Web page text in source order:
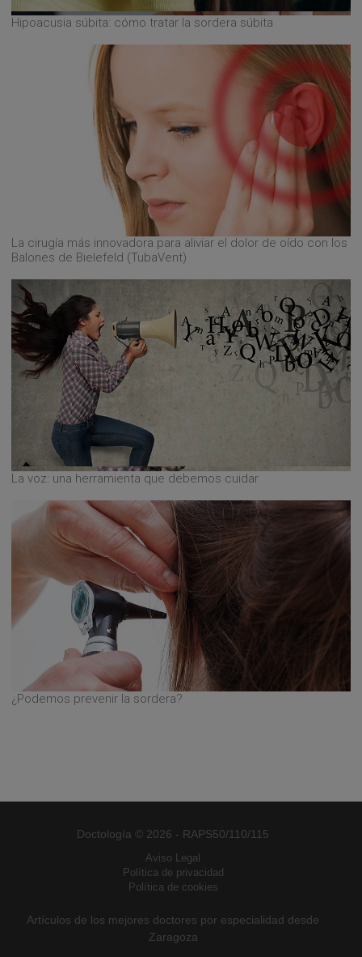
Hipoacusia súbita: cómo tratar la sordera súbita
La cirugía más innovadora para aliviar el dolor de oído con los
Balones de Bielefeld (TubaVent)
La voz: una herramienta que debemos cuidar
¿Podemos prevenir la sordera?
Doctología © 2026 - RAPS50/110/115
Aviso Legal
Política de privacidad
Política de cookies
Artículos de los mejores doctores por especialidad desde
Zaragoza